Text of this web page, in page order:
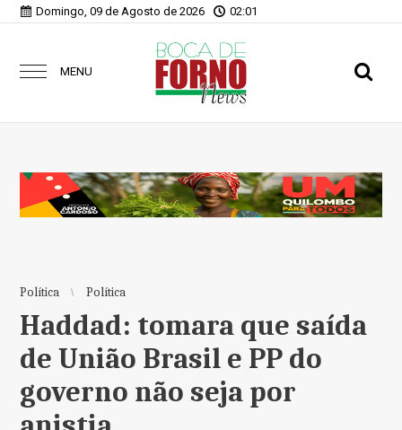
Domingo, 09 de Agosto de 2026 02:01
MENU
Política Política
Haddad: tomara que saída
de União Brasil e PP do
governo não seja por